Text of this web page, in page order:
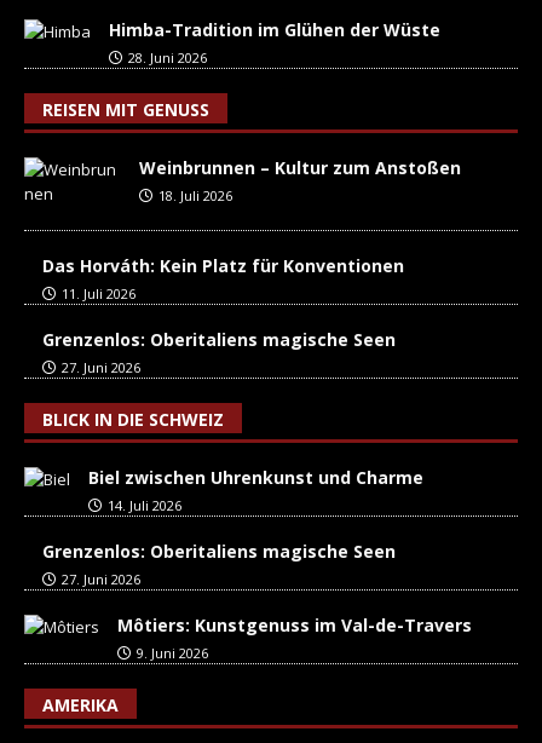
Himba-Tradition im Glühen der Wüste
28. Juni 2026
REISEN MIT GENUSS
Weinbrunnen – Kultur zum Anstoßen
18. Juli 2026
Das Horváth: Kein Platz für Konventionen
11. Juli 2026
Grenzenlos: Oberitaliens magische Seen
27. Juni 2026
BLICK IN DIE SCHWEIZ
Biel zwischen Uhrenkunst und Charme
14. Juli 2026
Grenzenlos: Oberitaliens magische Seen
27. Juni 2026
Môtiers: Kunstgenuss im Val-de-Travers
9. Juni 2026
AMERIKA